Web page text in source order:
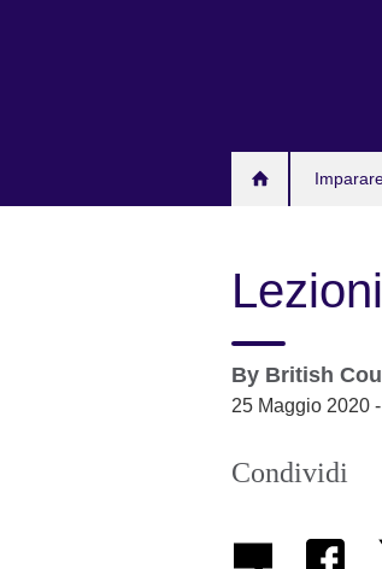
By British
25 Maggio 2020
Condividi